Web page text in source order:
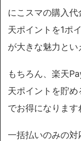
にこスマの購入
天ポイントを1ポ
が大きな魅力とい
もちろん、楽天
天ポイントを貯
でお得になります
一括払いのみの